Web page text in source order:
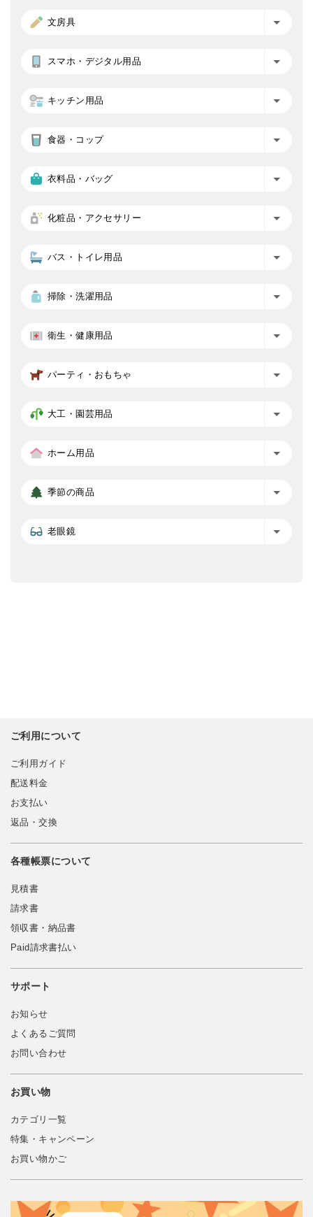
文房具
スマホ・デジタル用品
キッチン用品
食器・コップ
衣料品・バッグ
化粧品・アクセサリー
バス・トイレ用品
掃除・洗濯用品
衛生・健康用品
パーティ・おもちゃ
大工・園芸用品
ホーム用品
季節の商品
老眼鏡
ご利用について
ご利用ガイド
配送料金
お支払い
返品・交換
各種帳票について
見積書
請求書
領収書・納品書
Paid請求書払い
サポート
お知らせ
よくあるご質問
お問い合わせ
お買い物
カテゴリ一覧
特集・キャンペーン
お買い物かご